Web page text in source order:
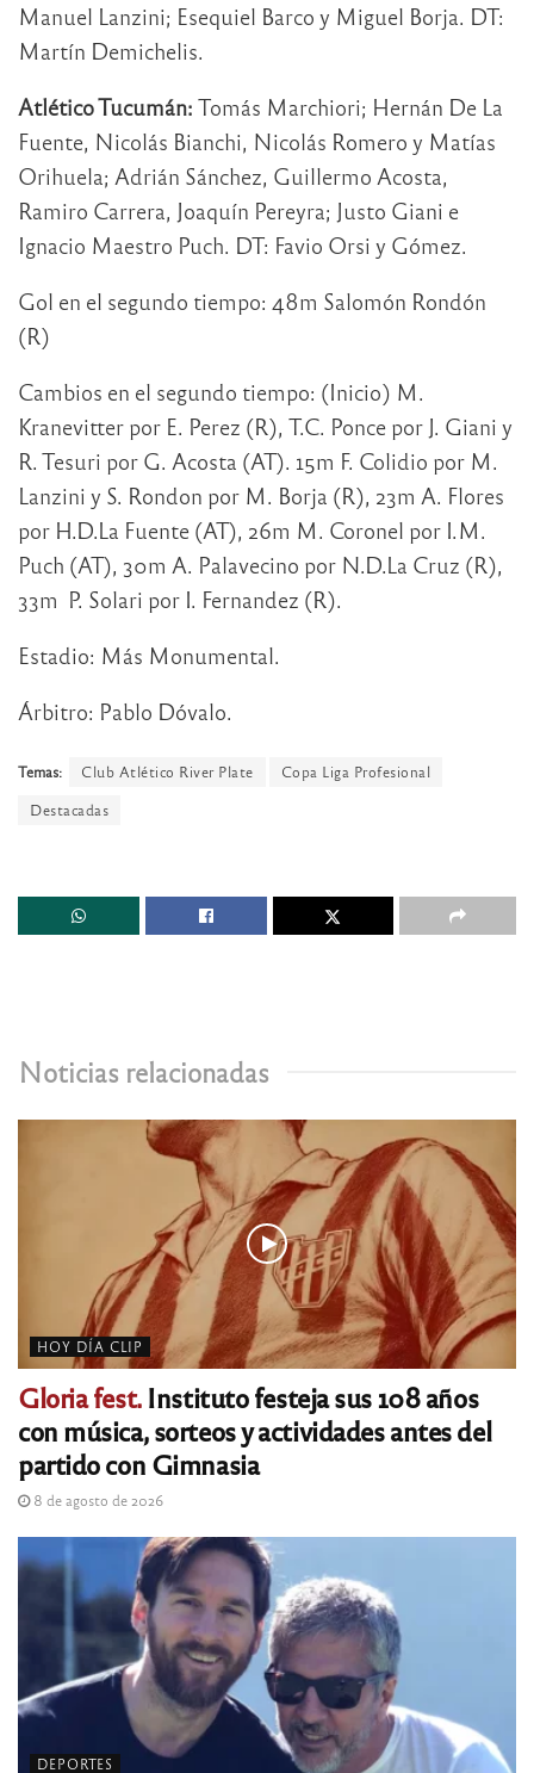
Manuel Lanzini; Esequiel Barco y Miguel Borja. DT:
Martín Demichelis.
Atlético Tucumán: Tomás Marchiori; Hernán De La
Fuente, Nicolás Bianchi, Nicolás Romero y Matías
Orihuela; Adrián Sánchez, Guillermo Acosta,
Ramiro Carrera, Joaquín Pereyra; Justo Giani e
Ignacio Maestro Puch. DT: Favio Orsi y Gómez.
Gol en el segundo tiempo: 48m Salomón Rondón
(R)
Cambios en el segundo tiempo: (Inicio) M.
Kranevitter por E. Perez (R), T.C. Ponce por J. Giani y
R. Tesuri por G. Acosta (AT). 15m F. Colidio por M.
Lanzini y S. Rondon por M. Borja (R), 23m A. Flores
por H.D.La Fuente (AT), 26m M. Coronel por I.M.
Puch (AT), 30m A. Palavecino por N.D.La Cruz (R),
33m P. Solari por I. Fernandez (R).
Estadio: Más Monumental.
Árbitro: Pablo Dóvalo.
Temas: Club Atlético River Plate
Copa Liga Profesional
Destacadas
Noticias relacionadas
HOY DÍA CLIP
Gloria fest.Instituto festeja sus 108 años
con música, sorteos y actividades antes del
partido con Gimnasia
8 de agosto de 2026
DEPORTES